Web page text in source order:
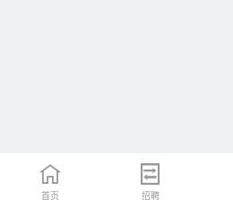
首页 招聘